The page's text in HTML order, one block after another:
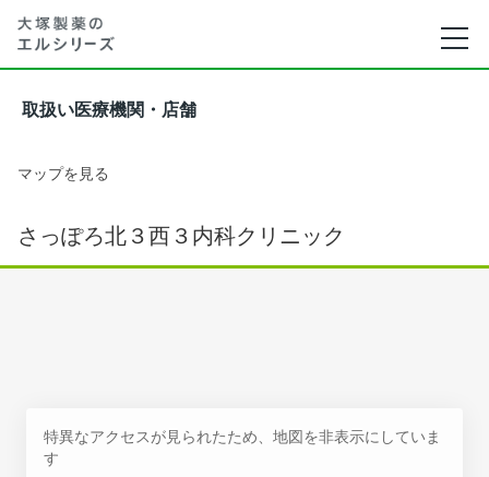
取扱い医療機関・店舗
マップを見る
さっぽろ北３西３内科クリニック
特異なアクセスが見られたため、地図を非表示にしていま
す